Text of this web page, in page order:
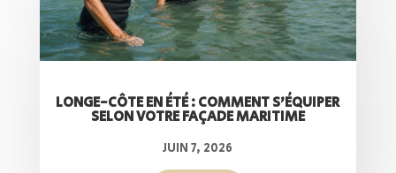
LONGE-CÔTE EN ÉTÉ : COMMENT S’ÉQUIPER
SELON VOTRE FAÇADE MARITIME
JUIN 7, 2026